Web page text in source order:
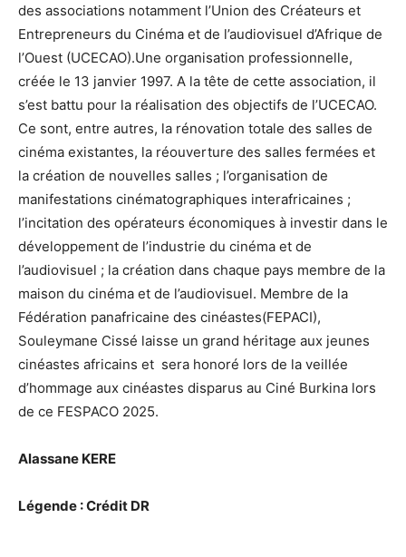
des associations notamment l’Union des Créateurs et
Entrepreneurs du Cinéma et de l’audiovisuel d’Afrique de
l’Ouest (UCECAO).Une organisation professionnelle,
créée le 13 janvier 1997. A la tête de cette association, il
s’est battu pour la réalisation des objectifs de l’UCECAO.
Ce sont, entre autres, la rénovation totale des salles de
cinéma existantes, la réouverture des salles fermées et
la création de nouvelles salles ; l’organisation de
manifestations cinématographiques interafricaines ;
l’incitation des opérateurs économiques à investir dans le
développement de l’industrie du cinéma et de
l’audiovisuel ; la création dans chaque pays membre de la
maison du cinéma et de l’audiovisuel. Membre de la
Fédération panafricaine des cinéastes(FEPACI),
Souleymane Cissé laisse un grand héritage aux jeunes
cinéastes africains et sera honoré lors de la veillée
d’hommage aux cinéastes disparus au Ciné Burkina lors
de ce FESPACO 2025.
Alassane KERE
Légende : Crédit DR